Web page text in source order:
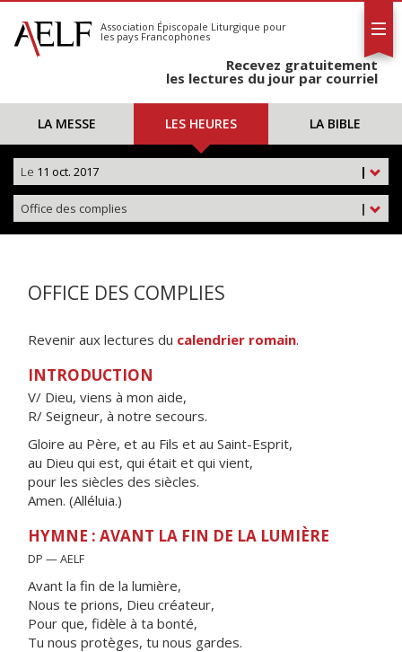
S'abonner
Calendrier
Association Épiscopale Liturgique pour
les pays Francophones
Recevez gratuitement
les lectures du jour par courriel
LA MESSE LES HEURES LA BIBLE
|
Le 11 oct. 2017
|
Office des complies
OFFICE DES COMPLIES
Revenir aux lectures du calendrier romain.
INTRODUCTION
V/ Dieu, viens à mon aide,
R/ Seigneur, à notre secours.
Gloire au Père, et au Fils et au Saint-Esprit,
au Dieu qui est, qui était et qui vient,
pour les siècles des siècles.
Amen. (Alléluia.)
HYMNE : AVANT LA FIN DE LA LUMIÈRE
DP — AELF
Avant la fin de la lumière,
Nous te prions, Dieu créateur,
Pour que, fidèle à ta bonté,
Tu nous protèges, tu nous gardes.